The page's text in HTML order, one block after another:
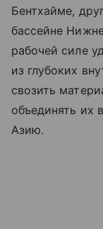
Бентхайме,
бассейне
рабочей силе
из глубоких
свозить
объединять их
Азию.